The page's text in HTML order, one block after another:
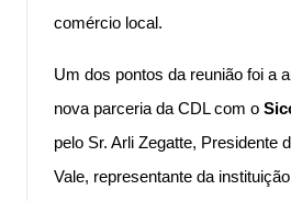
comércio local.
Um dos pontos da reunião foi a
nova parceria da CDL com o
pelo Sr. Arli Zegatte, Presidente
Vale, representante da